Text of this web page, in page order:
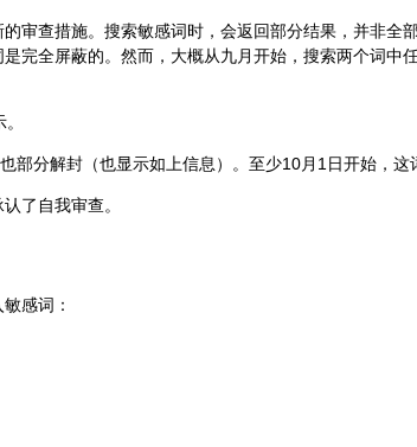
查措施。搜索敏感词时，会返回部分结果，并非全部
完全屏蔽的。然而，大概从九月开始，搜索两个词中
部分解封（也显示如上信息）。至少10月1日开始，这
了自我审查。
感词：